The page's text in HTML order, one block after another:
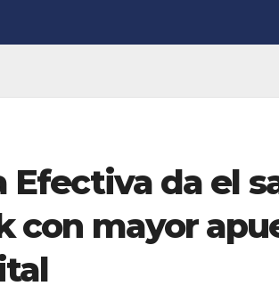
Efectiva da el
con mayor